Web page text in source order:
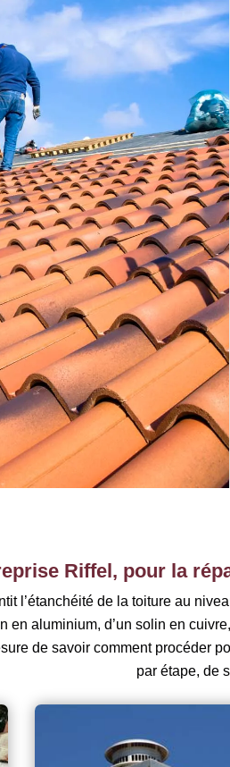
Riffel, pour la
l’étanchéité de la toiture au
en aluminium, d’un solin en
de savoir comment procéder
par étape, de